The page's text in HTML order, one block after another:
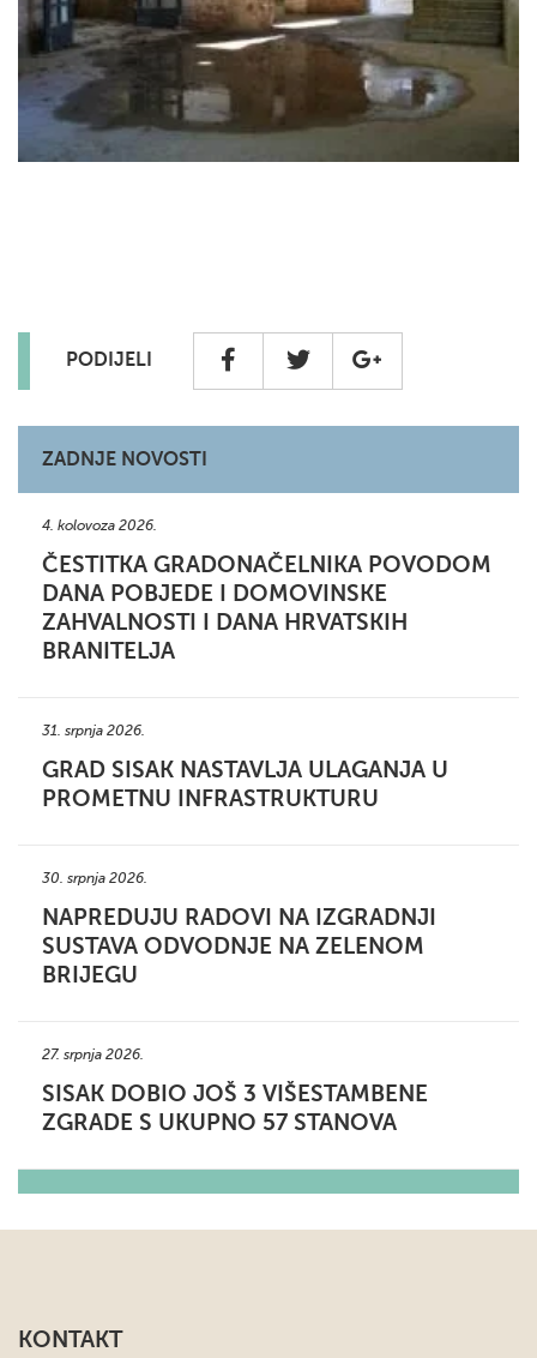
PODIJELI
ZADNJE NOVOSTI
4. kolovoza 2026.
ČESTITKA GRADONAČELNIKA POVODOM
DANA POBJEDE I DOMOVINSKE
ZAHVALNOSTI I DANA HRVATSKIH
BRANITELJA
31. srpnja 2026.
GRAD SISAK NASTAVLJA ULAGANJA U
PROMETNU INFRASTRUKTURU
30. srpnja 2026.
NAPREDUJU RADOVI NA IZGRADNJI
SUSTAVA ODVODNJE NA ZELENOM
BRIJEGU
27. srpnja 2026.
SISAK DOBIO JOŠ 3 VIŠESTAMBENE
ZGRADE S UKUPNO 57 STANOVA
KONTAKT